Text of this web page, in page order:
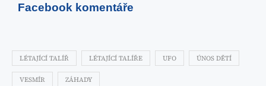
Facebook komentáře
LÉTAJÍCÍ TALÍŘ LÉTAJÍCÍ TALÍŘE UFO ÚNOS DĚTÍ
VESMÍR ZÁHADY